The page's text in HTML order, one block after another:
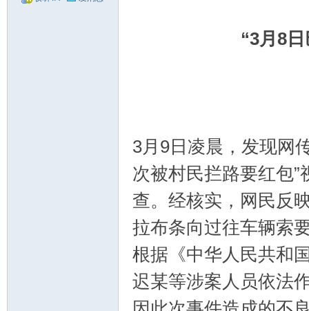
“3月8
3月9日凌晨，发现网
次被村民拦路要红包
查。经核实，网民反
拉布条向过往车辆索
根据《中华人民共和
迟某等涉案人员依法